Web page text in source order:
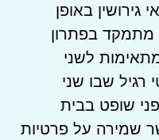
גירושין באופן
מתמקד בפתרון
לשני
רגיל שבו שני
שופט בבית
שמירה על פרטיות